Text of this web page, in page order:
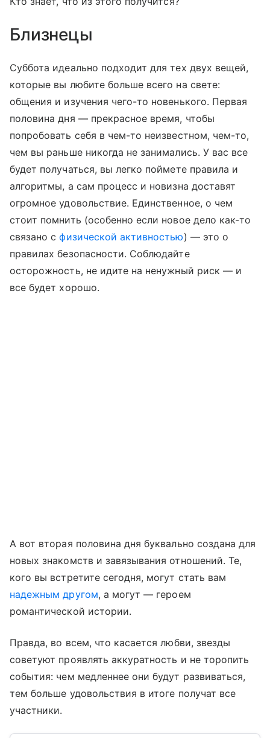
Близнецы
Суббота идеально подходит для тех двух вещей,
которые вы любите больше всего на свете:
общения и изучения чего-то новенького. Первая
половина дня — прекрасное время, чтобы
попробовать себя в чем-то неизвестном, чем-то,
чем вы раньше никогда не занимались. У вас все
будет получаться, вы легко поймете правила и
алгоритмы, а сам процесс и новизна доставят
огромное удовольствие. Единственное, о чем
стоит помнить (особенно если новое дело как-то
связано сфизической активностью) — это о
правилах безопасности. Соблюдайте
осторожность, не идите на ненужный риск — и
все будет хорошо.
А вот вторая половина дня буквально создана для
новых знакомств и завязывания отношений. Те,
кого вы встретите сегодня, могут стать вам
надежным другом, а могут — героем
романтической истории.
Правда, во всем, что касается любви, звезды
советуют проявлять аккуратность и не торопить
события: чем медленнее они будут развиваться,
тем больше удовольствия в итоге получат все
участники.